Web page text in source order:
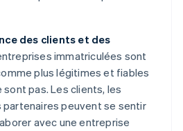
des clients et des
immatriculées sont
plus légitimes et fiables
sont pas. Les clients, les
peuvent se sentir
avec une entreprise